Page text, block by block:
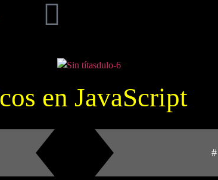
en JavaScript
#